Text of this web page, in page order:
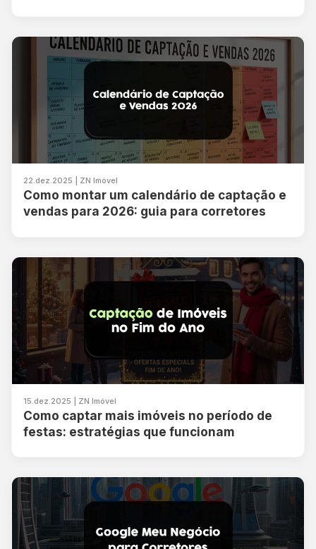
22.dez.2025 | ZN Imóvel
Como montar um calendário de captação e
vendas para 2026: guia para corretores
15.dez.2025 | ZN Imóvel
Como captar mais imóveis no período de
festas: estratégias que funcionam